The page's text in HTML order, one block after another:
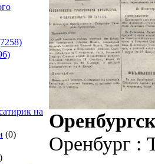
на
(0)
Оренбург :